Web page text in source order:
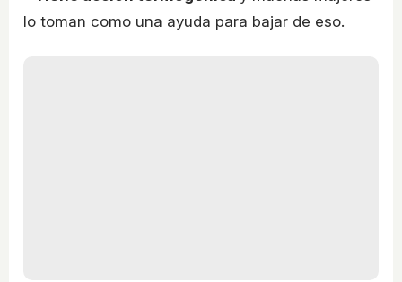
lo toman como una ayuda para bajar de eso.